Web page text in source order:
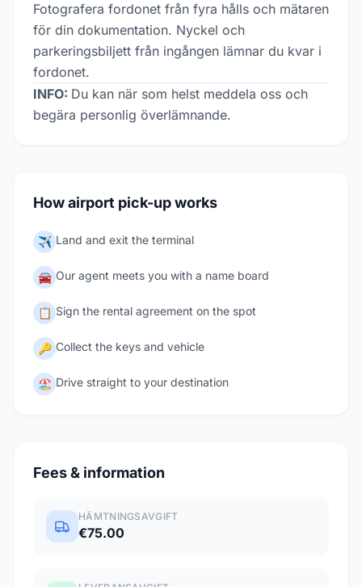
Fotografera fordonet från fyra hålls och mätaren
för din dokumentation. Nyckel och
parkeringsbiljett från ingången lämnar du kvar i
fordonet.
INFO: Du kan när som helst meddela oss och
begära personlig överlämnande.
How airport pick-up works
✈️ Land and exit the terminal
🚘 Our agent meets you with a name board
📋 Sign the rental agreement on the spot
🔑 Collect the keys and vehicle
🏖️ Drive straight to your destination
Fees & information
HÄMTNINGSAVGIFT
€75.00